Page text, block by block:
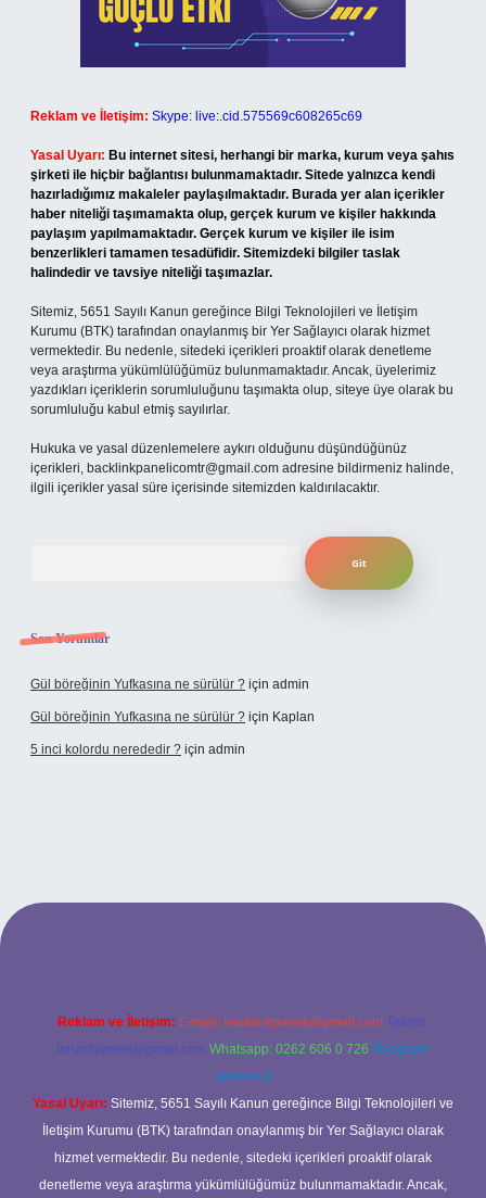
Reklam ve İletişim: Skype: live:.cid.575569c608265c69
Yasal Uyarı: Bu internet sitesi, herhangi bir marka, kurum veya şahıs
şirketi ile hiçbir bağlantısı bulunmamaktadır. Sitede yalnızca kendi
hazırladığımız makaleler paylaşılmaktadır. Burada yer alan içerikler
haber niteliği taşımamakta olup, gerçek kurum ve kişiler hakkında
paylaşım yapılmamaktadır. Gerçek kurum ve kişiler ile isim
benzerlikleri tamamen tesadüfidir. Sitemizdeki bilgiler taslak
halindedir ve tavsiye niteliği taşımazlar.
Sitemiz, 5651 Sayılı Kanun gereğince Bilgi Teknolojileri ve İletişim
Kurumu (BTK) tarafından onaylanmış bir Yer Sağlayıcı olarak hizmet
vermektedir. Bu nedenle, sitedeki içerikleri proaktif olarak denetleme
veya araştırma yükümlülüğümüz bulunmamaktadır. Ancak, üyelerimiz
yazdıkları içeriklerin sorumluluğunu taşımakta olup, siteye üye olarak bu
sorumluluğu kabul etmiş sayılırlar.
Hukuka ve yasal düzenlemelere aykırı olduğunu düşündüğünüz
içerikleri, backlinkpanelicomtr@gmail.com adresine bildirmeniz halinde,
ilgili içerikler yasal süre içerisinde sitemizden kaldırılacaktır.
Son Yorumlar
Gül böreğinin Yufkasına ne sürülür ? için admin
Gül böreğinin Yufkasına ne sürülür ? için Kaplan
5 inci kolordu nerededir ? için admin
Reklam ve İletişim: E-mail: backlinkpaneli@gmail.com Teams:
forumhizmeti@gmail.com Whatsapp: 0262 606 0 726 Telegram:
@karabul
Yasal Uyarı: Sitemiz, 5651 Sayılı Kanun gereğince Bilgi Teknolojileri ve
İletişim Kurumu (BTK) tarafından onaylanmış bir Yer Sağlayıcı olarak
hizmet vermektedir. Bu nedenle, sitedeki içerikleri proaktif olarak
denetleme veya araştırma yükümlülüğümüz bulunmamaktadır. Ancak,